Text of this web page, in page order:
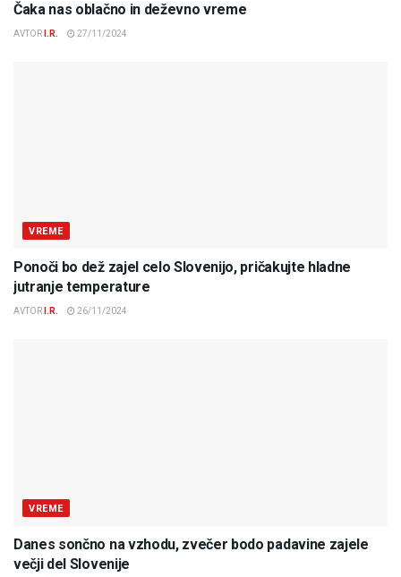
Čaka nas oblačno in deževno vreme
AVTOR I.R. 27/11/2024
VREME
Ponoči bo dež zajel celo Slovenijo, pričakujte hladne
jutranje temperature
AVTOR I.R. 26/11/2024
VREME
Danes sončno na vzhodu, zvečer bodo padavine zajele
večji del Slovenije